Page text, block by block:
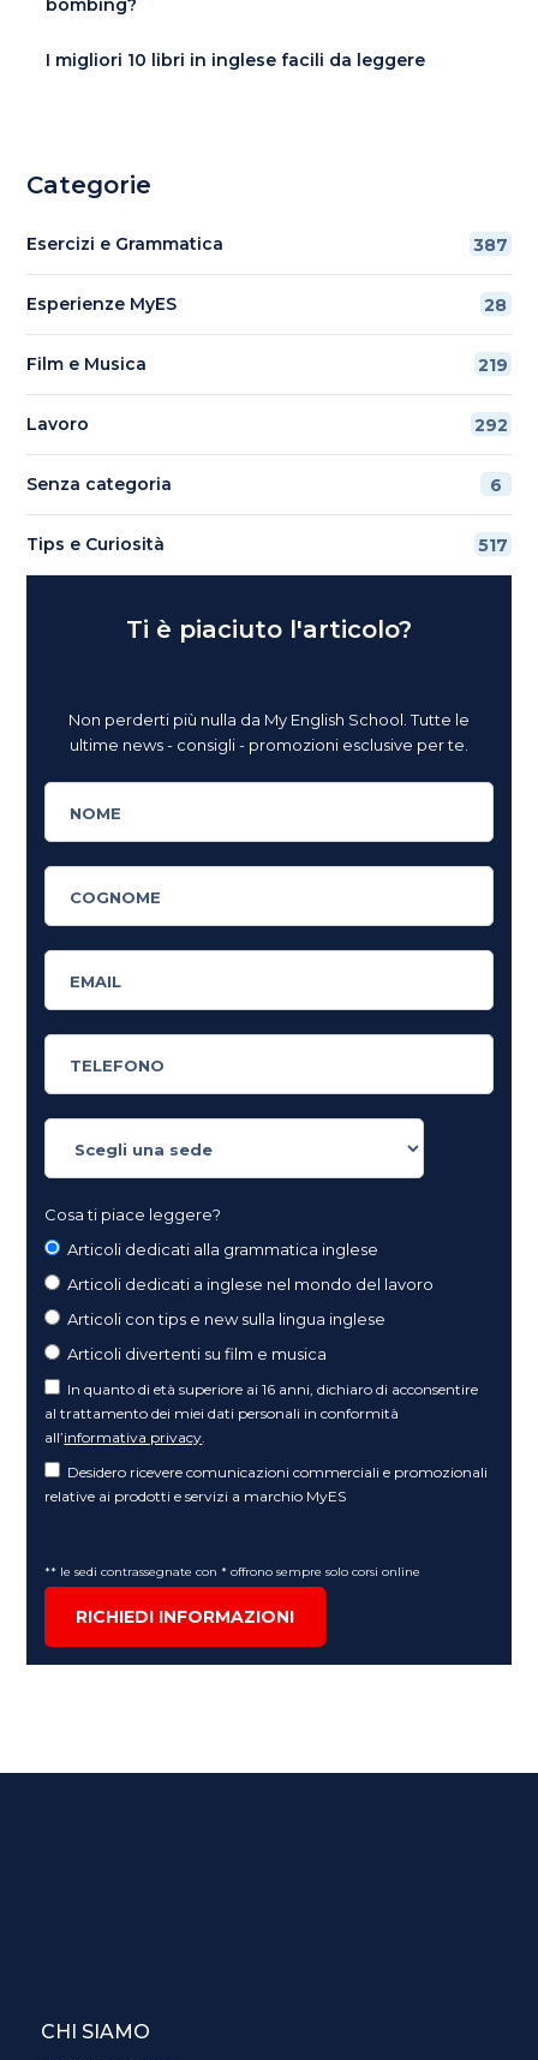
bombing?
I migliori 10 libri in inglese facili da leggere
Categorie
Esercizi e Grammatica 387
Esperienze MyES 28
Film e Musica 219
Lavoro 292
Senza categoria 6
Tips e Curiosità 517
Ti è piaciuto l'articolo?
Non perderti più nulla da My English School. Tutte le
ultime news - consigli - promozioni esclusive per te.
Cosa ti piace leggere?
Articoli dedicati alla grammatica inglese
Articoli dedicati a inglese nel mondo del lavoro
Articoli con tips e new sulla lingua inglese
Articoli divertenti su film e musica
In quanto di età superiore ai 16 anni, dichiaro di acconsentire
al trattamento dei miei dati personali in conformità
all’informativa privacy
Desidero ricevere comunicazioni commerciali e promozionali
relative ai prodotti e servizi a marchio MyES
** le sedi contrassegnate con * offrono sempre solo corsi online
RICHIEDI INFORMAZIONI
CHI SIAMO